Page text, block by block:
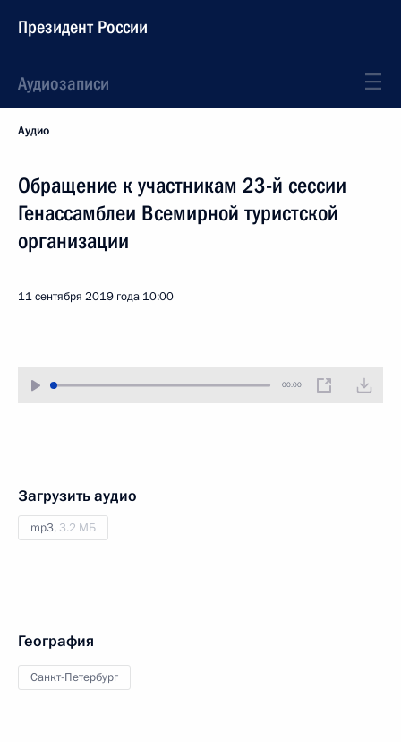
Президент России
Аудиозаписи
Аудио
Обращение к участникам 23-й сессии
Генассамблеи Всемирной туристской
организации
11 сентября 2019 года 10:00
00:00
Загрузить аудио
mp3, 3.2 МБ
География
Санкт-Петербург